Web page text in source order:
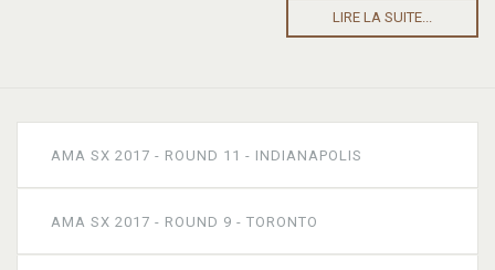
LIRE LA SUITE...
AMA SX 2017 - ROUND 11 - INDIANAPOLIS
AMA SX 2017 - ROUND 9 - TORONTO